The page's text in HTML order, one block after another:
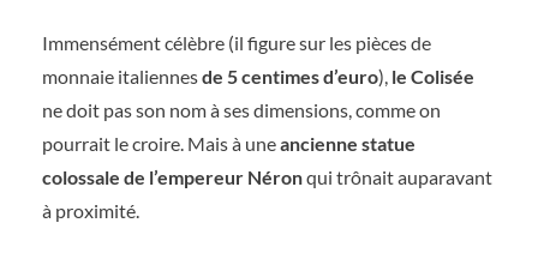
Immensément célèbre (il figure sur les pièces de
monnaie italiennesde 5 centimes d’euro), le Colisée
ne doit pas son nom à ses dimensions, comme on
pourrait le croire. Mais à uneancienne statue
colossale de l’empereur Néronqui trônait auparavant
à proximité.